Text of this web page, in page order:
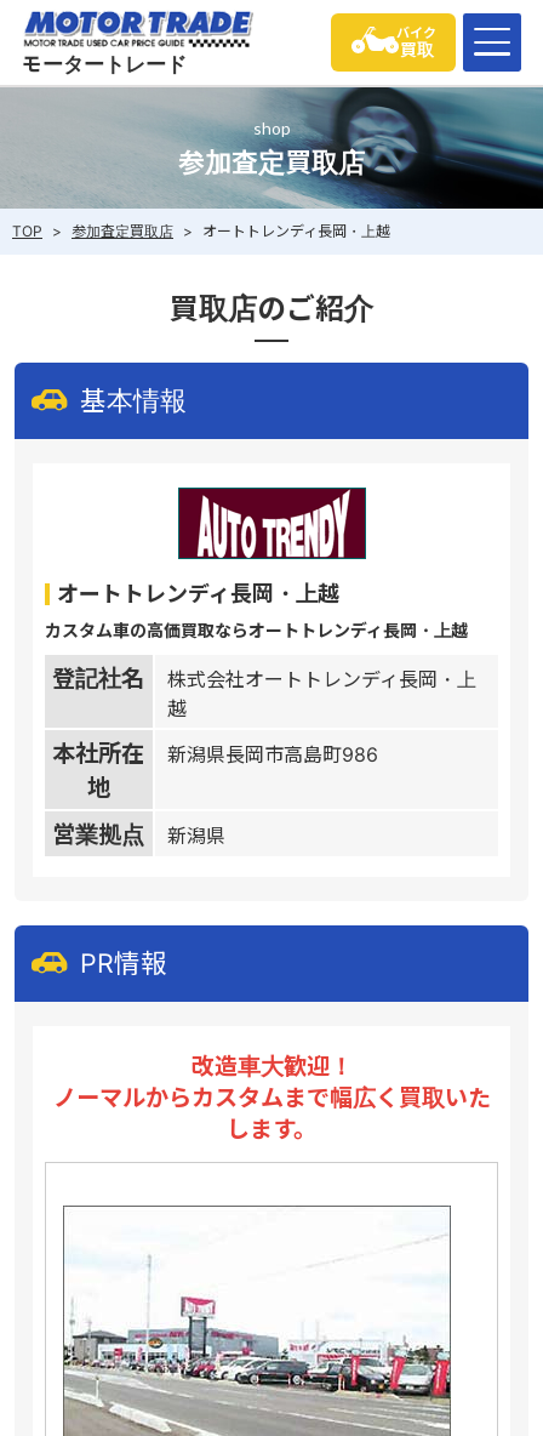
モータートレード
バイク
買取
shop
参加査定買取店
TOP > 参加査定買取店 > オートトレンディ長岡・上越
買取店のご紹介
基本情報
オートトレンディ長岡・上越
カスタム車の高価買取ならオートトレンディ長岡・上越
登記社名
株式会社オートトレンディ長岡・上
越
本社所在
地
新潟県長岡市高島町986
営業拠点 新潟県
PR情報
改造車大歓迎！
ノーマルからカスタムまで幅広く買取いた
します。